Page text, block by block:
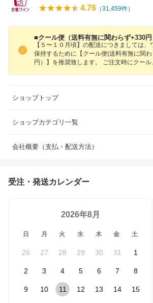
4.76 （31,459件）
【５〜１０月頃】の配送につきましては、
保持するために【クール便(送料有無に関
円）】を推奨致します。 ご注文時にクール
ショップトップ
ショップカテゴリ一覧
会社概要（支払・配送方法）
受注・発送カレンダー
2026年8月
日 月 火 水 木 金 土
26 27 28 29 30 31 1
2 3 4 5 6 7 8
9 10 11 12 13 14 15